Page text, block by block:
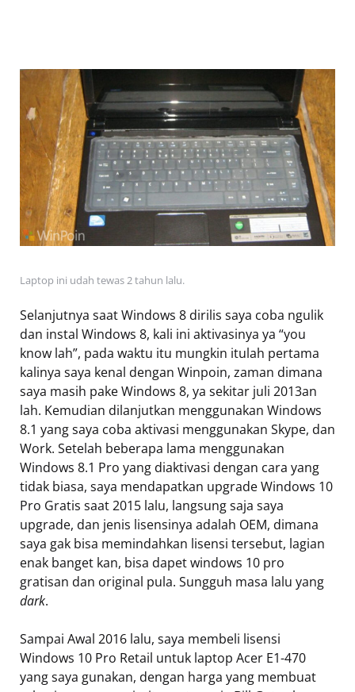
Laptop ini udah tewas 2 tahun lalu.
Selanjutnya saat Windows 8 dirilis saya coba ngulik
dan instal Windows 8, kali ini aktivasinya ya “you
know lah”, pada waktu itu mungkin itulah pertama
kalinya saya kenal dengan Winpoin, zaman dimana
saya masih pake Windows 8, ya sekitar juli 2013an
lah. Kemudian dilanjutkan menggunakan Windows
8.1 yang saya coba aktivasi menggunakan Skype, dan
Work. Setelah beberapa lama menggunakan
Windows 8.1 Pro yang diaktivasi dengan cara yang
tidak biasa, saya mendapatkan upgrade Windows 10
Pro Gratis saat 2015 lalu, langsung saja saya
upgrade, dan jenis lisensinya adalah OEM, dimana
saya gak bisa memindahkan lisensi tersebut, lagian
enak banget kan, bisa dapet windows 10 pro
gratisan dan original pula. Sungguh masa lalu yang
dark.
Sampai Awal 2016 lalu, saya membeli lisensi
Windows 10 Pro Retail untuk laptop Acer E1-470
yang saya gunakan, dengan harga yang membuat